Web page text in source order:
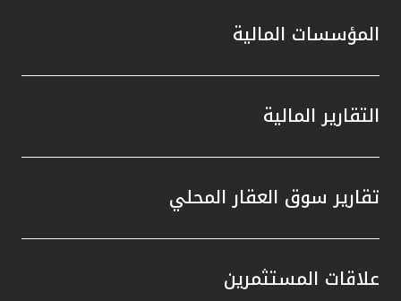
المؤسسات المالية
التقارير المالية
تقارير سوق العقار المحلي
علاقات المستثمرين